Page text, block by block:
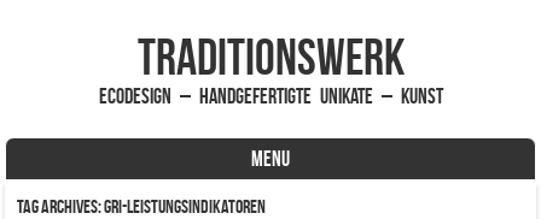
traditionsWerk
EcoDesign – handgefertigte Unikate – Kunst
MENU
Skip to content
Tag Archives:GRI-Leistungsindikatoren